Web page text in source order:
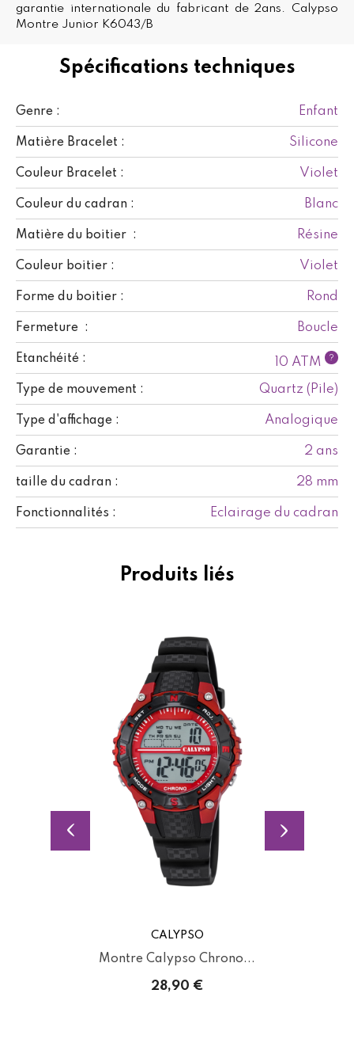
Spécifications techniques
Genre : Enfant
Matière Bracelet : Silicone
Couleur Bracelet : Violet
Couleur du cadran : Blanc
Matière du boitier : Résine
Couleur boitier : Violet
Forme du boitier : Rond
Fermeture : Boucle
Etanchéité : 10 ATM ?
Type de mouvement : Quartz (Pile)
Type d'affichage : Analogique
Garantie : 2 ans
taille du cadran : 28 mm
Fonctionnalités : Eclairage du cadran
garantie internationale du fabricant de 2ans. Calypso
Montre Junior K6043/B
Produits liés
CALYPSO
Montre Calypso Chrono...
28,90 €